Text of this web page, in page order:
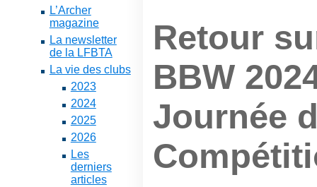
L’Archer
magazine
La newsletter
de la LFBTA
La vie des clubs
2023
2024
2025
2026
Les
derniers
articles
Retour
BBW
Journée